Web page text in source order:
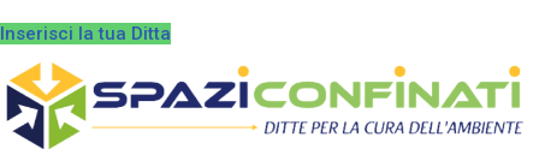
Inserisci la tua Ditta